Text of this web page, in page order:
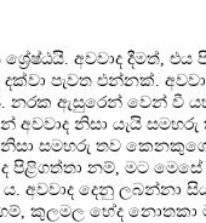
අවවාද දීමත්,
පැවත එන්නක්.
නරක ඇසුරෙන් වෙන් වී
අවවාද නිසා යැයි
සමහරු තව කෙනකුගේ
පිළිගත්තා නම්, මට
අවවාද දෙනු ලබන්නා
කුලමල භේද නොතකා